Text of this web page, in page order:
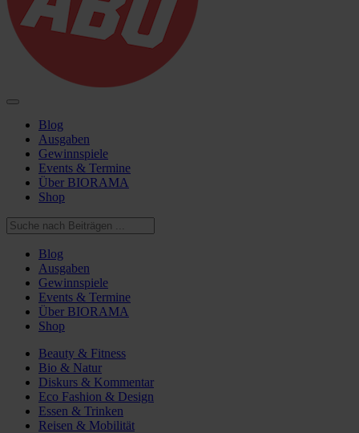
Blog
Ausgaben
Gewinnspiele
Events & Termine
Über BIORAMA
Shop
Blog
Ausgaben
Gewinnspiele
Events & Termine
Über BIORAMA
Shop
Beauty & Fitness
Bio & Natur
Diskurs & Kommentar
Eco Fashion & Design
Essen & Trinken
Reisen & Mobilität